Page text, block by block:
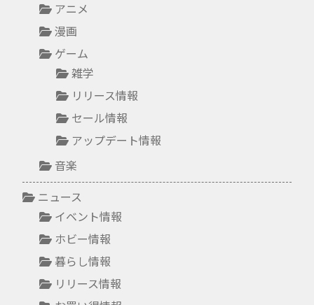
アニメ
漫画
ゲーム
雑学
リリース情報
セール情報
アップデート情報
音楽
ニュース
イベント情報
ホビー情報
暮らし情報
リリース情報